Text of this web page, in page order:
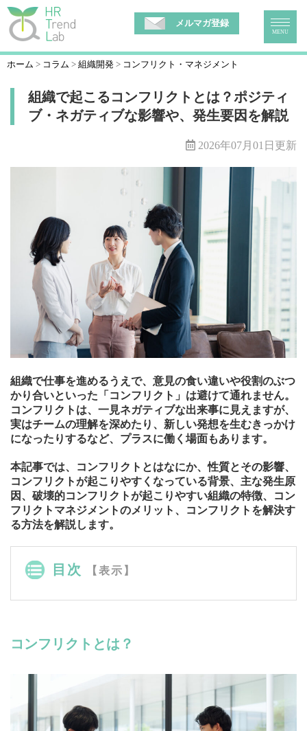
メルマガ登録
MENU
ホーム コラム 組織開発 コンフリクト・マネジメント
組織で起こるコンフリクトとは？ポジティ
ブ・ネガティブな影響や、発生要因を解説
2026年07月01日更新
組織で仕事を進めるうえで、意見の食い違いや役割のぶつ
かり合いといった「コンフリクト」は避けて通れません。
コンフリクトは、一見ネガティブな出来事に見えますが、
実はチームの理解を深めたり、新しい発想を生むきっかけ
になったりするなど、プラスに働く場面もあります。
本記事では、コンフリクトとはなにか、性質とその影響、
コンフリクトが起こりやすくなっている背景、主な発生原
因、破壊的コンフリクトが起こりやすい組織の特徴、コン
フリクトマネジメントのメリット、コンフリクトを解決す
る方法を解説します。
目次 【表示】
コンフリクトとは？